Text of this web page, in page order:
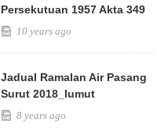
Persekutuan 1957 Akta 349
10 years ago
Jadual Ramalan Air Pasang
Surut 2018_lumut
8 years ago